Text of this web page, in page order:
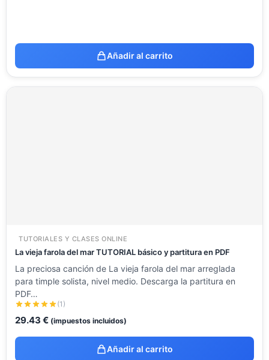
Añadir al carrito
TUTORIALES Y CLASES ONLINE
La vieja farola del mar TUTORIAL básico y partitura en PDF
La preciosa canción de La vieja farola del mar arreglada
para timple solista, nivel medio. Descarga la partitura en
PDF…
(1)
29.43 € (impuestos incluidos)
Añadir al carrito